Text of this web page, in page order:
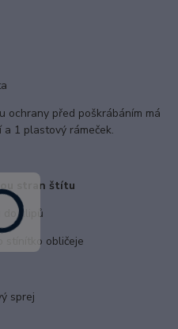
ochrany před poškrábáním má
1 plastový rámeček.
stran štítu
do klipů
stínítko obličeje
sprej